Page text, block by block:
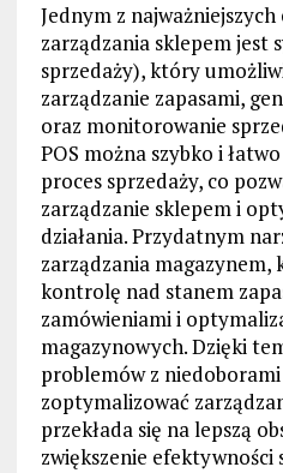
Jednym z
zarządzania sklepem jest
sprzedaży), który
zarządzanie zapasami,
oraz monitorowanie
POS można szybko i
proces sprzedaży, co
zarządzanie sklepem i
działania. Przydatnym
zarządzania
kontrolę nad stanem
zamówieniami i
magazynowych. Dzięki
problemów z
zoptymalizować
przekłada się na lepszą
zwiększenie efektywności